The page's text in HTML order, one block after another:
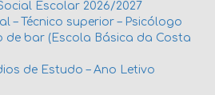
Escolar 2026/2027
– Técnico superior – Psicólogo
de bar (Escola Básica da Costa
de Estudo – Ano Letivo